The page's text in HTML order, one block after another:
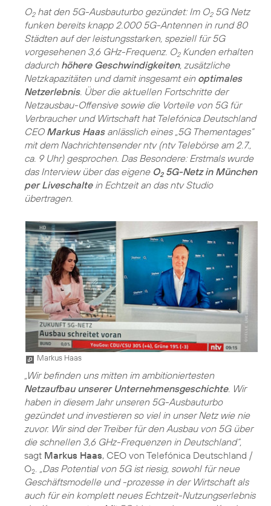
O2hat den 5G-Ausbauturbo gezündet: Im O25G Netz
funken bereits knapp 2.000 5G-Antennen in rund 80
Städten auf der leistungsstarken, speziell für 5G
vorgesehenen 3,6 GHz-Frequenz. O2Kunden erhalten
dadurch höhere Geschwindigkeiten, zusätzliche
Netzkapazitäten und damit insgesamt ein optimales
Netzerlebnis. Über die aktuellen Fortschritte der
Netzausbau-Offensive sowie die Vorteile von 5G für
Verbraucher und Wirtschaft hat Telefónica Deutschland
CEO Markus Haasanlässlich eines „5G Thementages“
mit dem Nachrichtensender ntv (ntv Telebörse am 2.7.,
ca. 9 Uhr) gesprochen. Das Besondere: Erstmals wurde
das Interview über das eigene O25G-Netz in München
per Liveschaltein Echtzeit an das ntv Studio
übertragen.
Markus Haas
„Wir befinden uns mitten im ambitioniertesten
Netzaufbau unserer Unternehmensgeschichte. Wir
haben in diesem Jahr unseren 5G-Ausbauturbo
gezündet und investieren so viel in unser Netz wie nie
zuvor. Wir sind der Treiber für den Ausbau von 5G über
die schnellen 3,6 GHz-Frequenzen in Deutschland“,
sagt Markus Haas, CEO von Telefónica Deutschland /
O2. „Das Potential von 5G ist riesig, sowohl für neue
Geschäftsmodelle und -prozesse in der Wirtschaft als
auch für ein komplett neues Echtzeit-Nutzungserlebnis